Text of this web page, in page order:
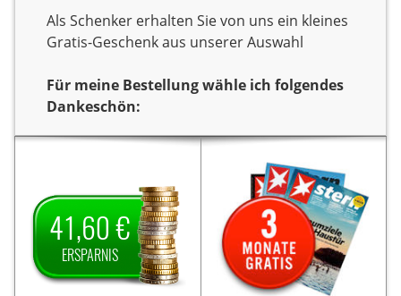
Als Schenker erhalten Sie von uns ein kleines
Gratis-Geschenk aus unserer Auswahl
Für meine Bestellung wähle ich folgendes
Dankeschön:
Dankeschön
41,60 €
ERSPARNIS
Zeitschrift
Sieben Tage.
Als Dankeschön erhalten
Sie von uns
41,60 €
Ersparnis
auf den
Jahrespreis und zahlen
Sie verschenken ein Jahr
Lesespaß mit dem Titel
Sieben Tage.
Als
Dankeschön erhalten Sie
von uns
3 Monate gratis
die Zeitschrift „Stern”.
Die Lieferung endet nach